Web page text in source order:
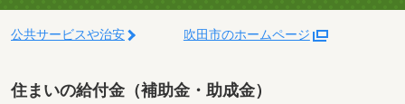
公共サービスや治安 吹田市のホームページ
住まいの給付金（補助金・助成金）